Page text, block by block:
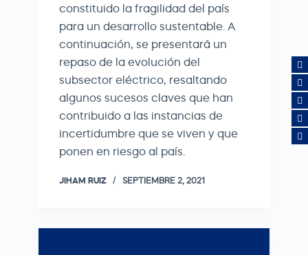
constituido la fragilidad del país
para un desarrollo sustentable. A
continuación, se presentará un
repaso de la evolución del
subsector eléctrico, resaltando
algunos sucesos claves que han
contribuido a las instancias de
incertidumbre que se viven y que
ponen en riesgo al país.
JIHAM RUIZ SEPTIEMBRE 2, 2021